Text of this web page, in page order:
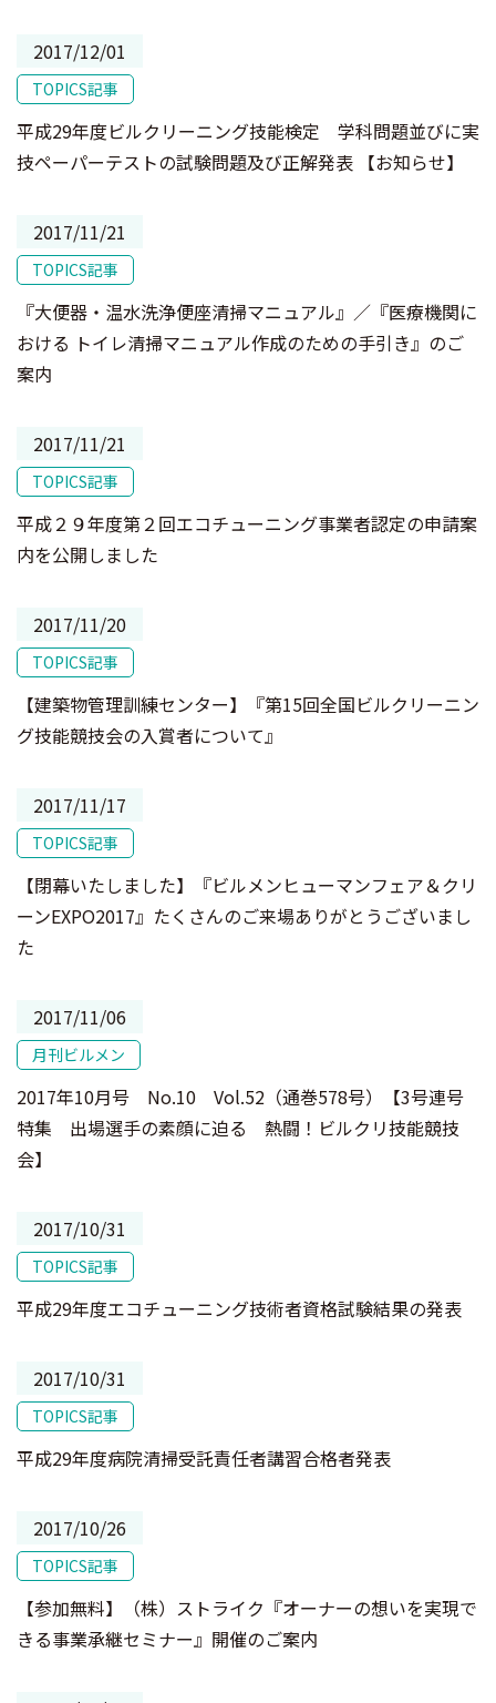
2017/12/01
TOPICS記事
平成29年度ビルクリーニング技能検定 学科問題並びに実
技ペーパーテストの試験問題及び正解発表 【お知らせ】
2017/11/21
TOPICS記事
『大便器・温水洗浄便座清掃マニュアル』／『医療機関に
おける トイレ清掃マニュアル作成のための手引き』のご
案内
2017/11/21
TOPICS記事
平成２９年度第２回エコチューニング事業者認定の申請案
内を公開しました
2017/11/20
TOPICS記事
【建築物管理訓練センター】『第15回全国ビルクリーニン
グ技能競技会の入賞者について』
2017/11/17
TOPICS記事
【閉幕いたしました】『ビルメンヒューマンフェア＆クリ
ーンEXPO2017』たくさんのご来場ありがとうございまし
た
2017/11/06
月刊ビルメン
2017年10月号 No.10 Vol.52（通巻578号）【3号連号
特集 出場選手の素顔に迫る 熱闘！ビルクリ技能競技
会】
2017/10/31
TOPICS記事
平成29年度エコチューニング技術者資格試験結果の発表
2017/10/31
TOPICS記事
平成29年度病院清掃受託責任者講習合格者発表
2017/10/26
TOPICS記事
【参加無料】（株）ストライク『オーナーの想いを実現で
きる事業承継セミナー』開催のご案内